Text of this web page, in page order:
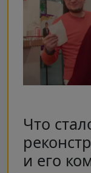
Что
и его